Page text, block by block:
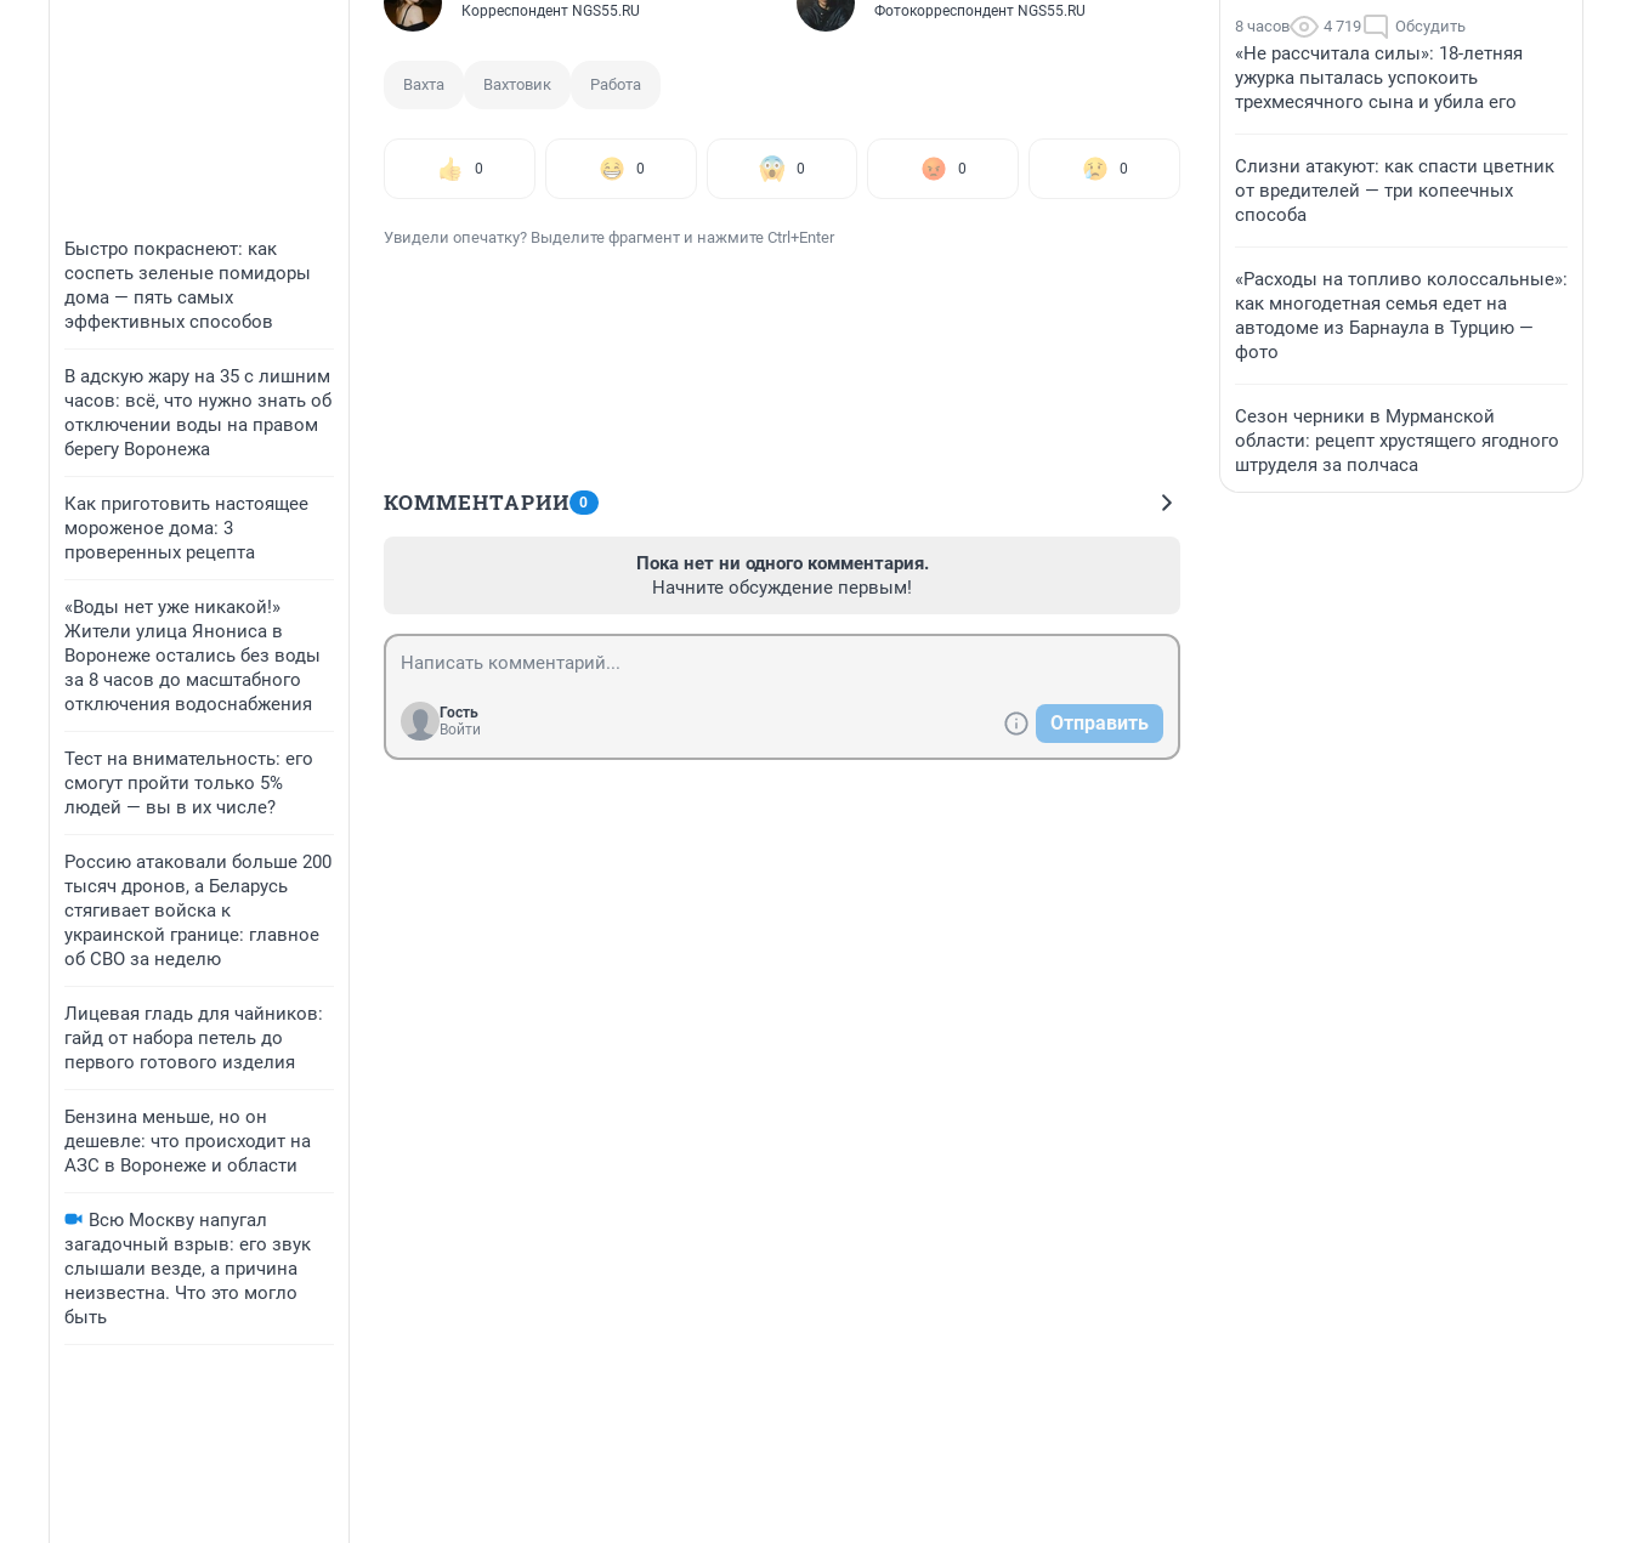
Быстро покраснеют: как
соспеть зеленые помидоры
дома — пять самых
эффективных способов
В адскую жару на 35 с лишним
часов: всё, что нужно знать об
отключении воды на правом
берегу Воронежа
Как приготовить настоящее
мороженое дома: 3
проверенных рецепта
«Воды нет уже никакой!»
Жители улица Янониса в
Воронеже остались без воды
за 8 часов до масштабного
отключения водоснабжения
Тест на внимательность: его
смогут пройти только 5%
людей — вы в их числе?
Россию атаковали больше 200
тысяч дронов, а Беларусь
стягивает войска к
украинской границе: главное
об СВО за неделю
Лицевая гладь для чайников:
гайд от набора петель до
первого готового изделия
Бензина меньше, но он
дешевле: что происходит на
АЗС в Воронеже и области
Всю Москву напугал
загадочный взрыв: его звук
слышали везде, а причина
неизвестна. Что это могло
быть
Корреспондент NGS55.RU Фотокорреспондент NGS55.RU
Вахта Вахтовик Работа
0 0 0 0 0
Увидели опечатку? Выделите фрагмент и нажмите Ctrl+Enter
КОММЕНТАРИИ 0
Пока нет ни одного комментария.
Начните обсуждение первым!
Гость
Войти
Отправить
8 часов 4 719 Обсудить
«Не рассчитала силы»: 18-летняя
ужурка пыталась успокоить
трехмесячного сына и убила его
Слизни атакуют: как спасти цветник
от вредителей — три копеечных
способа
«Расходы на топливо колоссальные»:
как многодетная семья едет на
автодоме из Барнаула в Турцию —
фото
Сезон черники в Мурманской
области: рецепт хрустящего ягодного
штруделя за полчаса